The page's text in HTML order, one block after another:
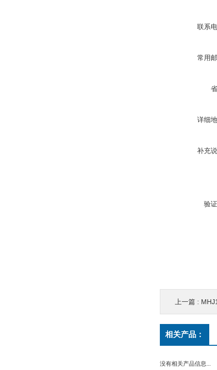
联系
常用
详细
补充
验
上一篇 :
相关产品：
没有相关产品信息...